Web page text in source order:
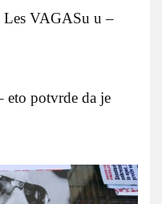
Les VAGASu u –
eto potvrde da je